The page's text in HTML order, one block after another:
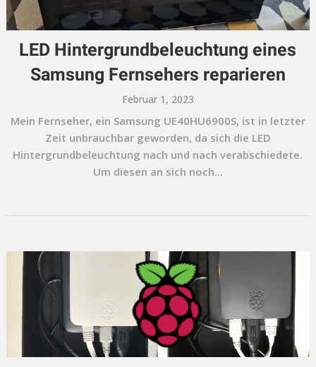
LED Hintergrundbeleuchtung eines
Samsung Fernsehers reparieren
Februar 1, 2023
Mein Fernseher, ein Samsung UE40HU6900S, ist in letzter
Zeit unbrauchbar geworden, da sich die LED
Hintergrundbeleuchtung nach und nach verabschiedete.
Um diesen an sich noch...